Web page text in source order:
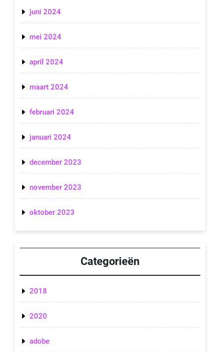
juni 2024
mei 2024
april 2024
maart 2024
februari 2024
januari 2024
december 2023
november 2023
oktober 2023
Categorieën
2018
2020
adobe